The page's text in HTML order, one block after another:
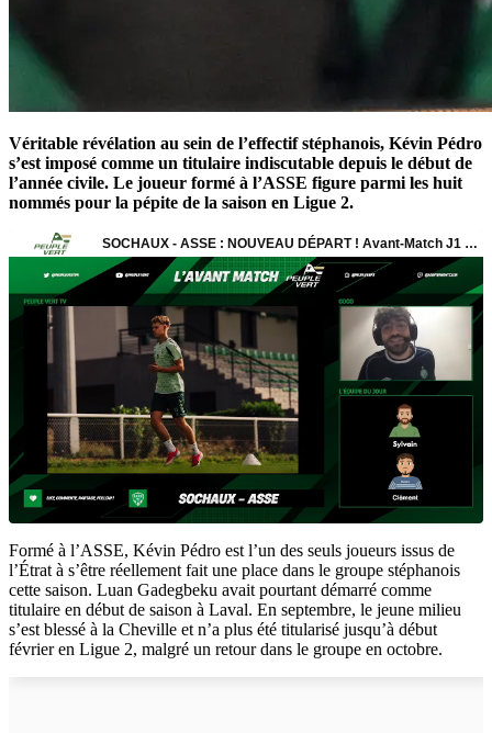
Véritable révélation au sein de l’effectif stéphanois, Kévin Pédro
s’est imposé comme un titulaire indiscutable depuis le début de
l’année civile. Le joueur formé à l’ASSE figure parmi les huit
nommés pour la pépite de la saison en Ligue 2.
Formé à l’ASSE, Kévin Pédro est l’un des seuls joueurs issus de
l’Étrat à s’être réellement fait une place dans le groupe stéphanois
cette saison. Luan Gadegbeku avait pourtant démarré comme
titulaire en début de saison à Laval. En septembre, le jeune milieu
s’est blessé à la Cheville et n’a plus été titularisé jusqu’à début
février en Ligue 2, malgré un retour dans le groupe en octobre.